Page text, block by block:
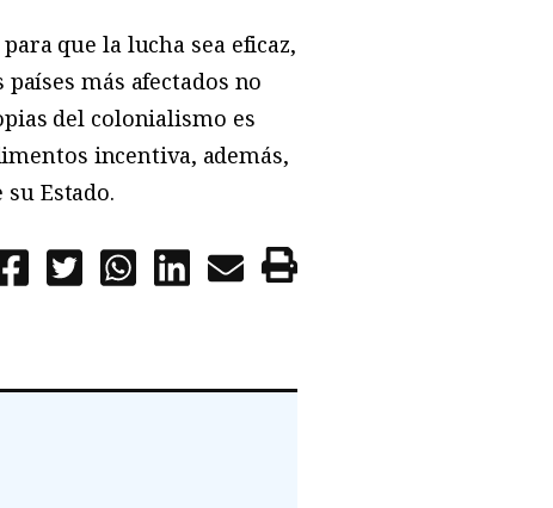
que la lucha sea eficaz,
más afectados no
del colonialismo es
incentiva, además,
Estado.